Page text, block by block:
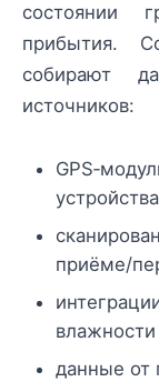
состоянии
прибытия.
собирают
источников:
приёме/
данные от